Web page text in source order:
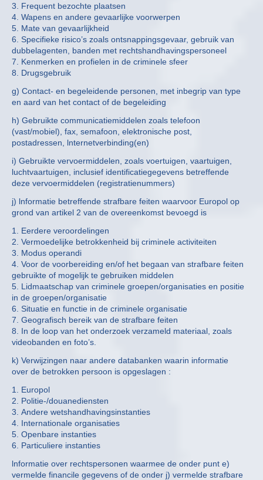
3. Frequent bezochte plaatsen
4. Wapens en andere gevaarlijke voorwerpen
5. Mate van gevaarlijkheid
6. Specifieke risico’s zoals ontsnappingsgevaar, gebruik van
dubbelagenten, banden met rechtshandhavingspersoneel
7. Kenmerken en profielen in de criminele sfeer
8. Drugsgebruik
g) Contact- en begeleidende personen, met inbegrip van type
en aard van het contact of de begeleiding
h) Gebruikte communicatiemiddelen zoals telefoon
(vast/mobiel), fax, semafoon, elektronische post,
postadressen, lnternetverbinding(en)
i) Gebruikte vervoermiddelen, zoals voertuigen, vaartuigen,
luchtvaartuigen, inclusief identificatiegegevens betreffende
deze vervoermiddelen (registratienummers)
j) lnformatie betreffende strafbare feiten waarvoor Europol op
grond van artikel 2 van de overeenkomst bevoegd is
1. Eerdere veroordelingen
2. Vermoedelijke betrokkenheid bij criminele activiteiten
3. Modus operandi
4. Voor de voorbereiding en/of het begaan van strafbare feiten
gebruikte of mogelijk te gebruiken middelen
5. Lidmaatschap van criminele groepen/organisaties en positie
in de groepen/organisatie
6. Situatie en functie in de criminele organisatie
7. Geografisch bereik van de strafbare feiten
8. In de loop van het onderzoek verzameld materiaal, zoals
videobanden en foto’s.
k) Verwijzingen naar andere databanken waarin informatie
over de betrokken persoon is opgeslagen :
1. Europol
2. Politie-/douanediensten
3. Andere wetshandhavingsinstanties
4. Internationale organisaties
5. Openbare instanties
6. Particuliere instanties
lnformatie over rechtspersonen waarmee de onder punt e)
vermelde financile gegevens of de onder j) vermelde strafbare